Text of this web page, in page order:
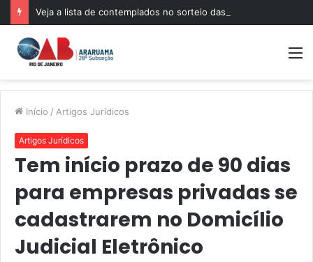
Início / Artigos Jurídicos
Artigos Jurídicos
Tem início prazo de 90 dias
para empresas privadas se
cadastrarem no Domicílio
Judicial Eletrônico